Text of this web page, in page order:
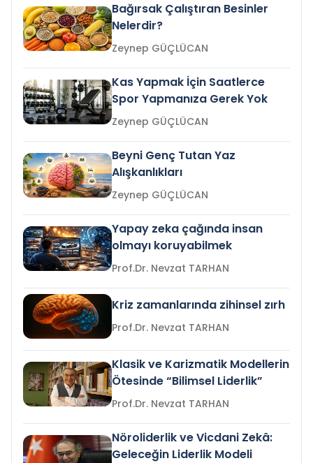
Bağırsak Çalıştıran Besinler
Nelerdir?
Zeynep GÜÇLÜCAN
Kas Yapmak İçin Saatlerce
Spor Yapmanıza Gerek Yok
Zeynep GÜÇLÜCAN
Beyni Genç Tutan Yaz
Alışkanlıkları
Zeynep GÜÇLÜCAN
Yapay zeka çağında insan
olmayı koruyabilmek
Prof.Dr. Nevzat TARHAN
Kriz zamanlarında zihinsel zırh
Prof.Dr. Nevzat TARHAN
Klasik ve Karizmatik Modellerin
Ötesinde “Bilimsel Liderlik”
Prof.Dr. Nevzat TARHAN
Nöroliderlik ve Vicdani Zekâ:
Geleceğin Liderlik Modeli